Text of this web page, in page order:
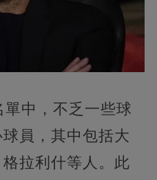
中，不乏一些球
員，其中包括大
拉利什等人。此